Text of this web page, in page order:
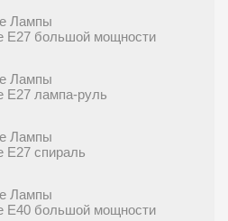
Лампы
E27 большой мощности
Лампы
E27 лампа-руль
Лампы
E27 спираль
Лампы
E40 большой мощности